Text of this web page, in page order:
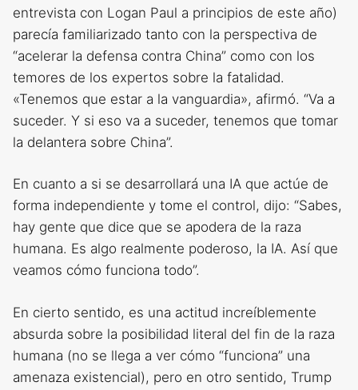
entrevista con Logan Paul a principios de este año)
parecía familiarizado tanto con la perspectiva de
“acelerar la defensa contra China” como con los
temores de los expertos sobre la fatalidad.
«Tenemos que estar a la vanguardia», afirmó. “Va a
suceder. Y si eso va a suceder, tenemos que tomar
la delantera sobre China”.
En cuanto a si se desarrollará una IA que actúe de
forma independiente y tome el control, dijo: “Sabes,
hay gente que dice que se apodera de la raza
humana. Es algo realmente poderoso, la IA. Así que
veamos cómo funciona todo”.
En cierto sentido, es una actitud increíblemente
absurda sobre la posibilidad literal del fin de la raza
humana (no se llega a ver cómo “funciona” una
amenaza existencial), pero en otro sentido, Trump